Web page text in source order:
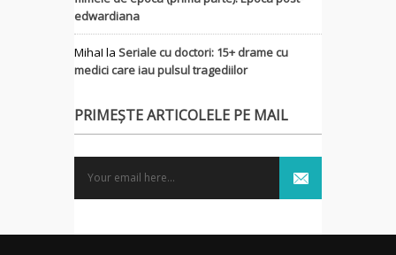
edwardiana
MihaI la Seriale cu doctori: 15+ drame cu
medici care iau pulsul tragediilor
PRIMEȘTE ARTICOLELE PE MAIL